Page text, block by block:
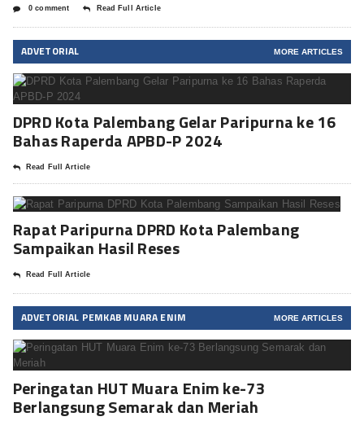
0 comment Read Full Article
ADVETORIAL MORE ARTICLES
DPRD Kota Palembang Gelar Paripurna ke 16
Bahas Raperda APBD-P 2024
Read Full Article
Rapat Paripurna DPRD Kota Palembang
Sampaikan Hasil Reses
Read Full Article
ADVETORIAL PEMKAB MUARA ENIM MORE ARTICLES
Peringatan HUT Muara Enim ke-73
Berlangsung Semarak dan Meriah